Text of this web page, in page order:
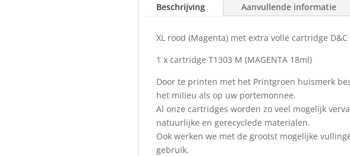
(Magenta)
aantal
Beschrijving Aanvullende informatie
XL rood (Magenta) met extra volle cartridge D&C
1 x cartridge T1303 M (MAGENTA 18ml)
Door te printen met het Printgroen huismerk
het milieu als op uw portemonnee.
Al onze cartridges worden zo veel mogelijk
natuurlijke en gerecyclede materialen.
Ook werken we met de grootst mogelijke
gebruik.